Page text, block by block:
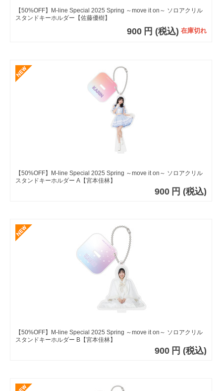
【50%OFF】M-line Special 2025 Spring ～move it on～ ソロアクリル
スタンドキーホルダー【佐藤優樹】
900 円 (税込) 在庫切れ
【50%OFF】M-line Special 2025 Spring ～move it on～ ソロアクリル
スタンドキーホルダー A【宮本佳林】
900 円 (税込)
【50%OFF】M-line Special 2025 Spring ～move it on～ ソロアクリル
スタンドキーホルダー B【宮本佳林】
900 円 (税込)